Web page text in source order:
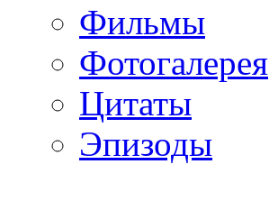
Фильмы
Фотогалерея
Цитаты
Эпизоды